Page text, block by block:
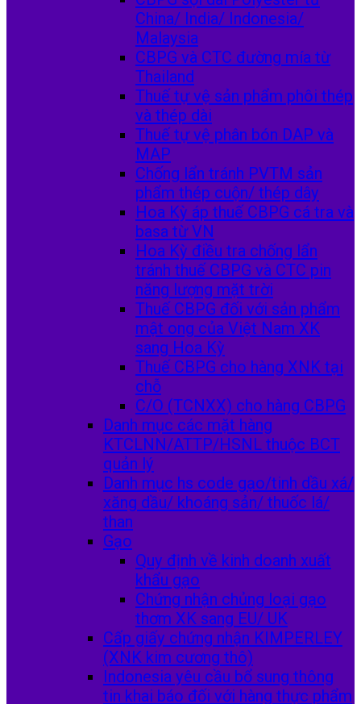
China/ India/ Indonesia/
Malaysia
CBPG và CTC đường mía từ
Thailand
Thuế tự vệ sản phẩm phôi thép
và thép dài
Thuế tự vệ phân bón DAP và
MAP
Chống lẩn tránh PVTM sản
phẩm thép cuộn/ thép dây
Hoa Kỳ áp thuế CBPG cá tra và
basa từ VN
Hoa Kỳ điều tra chống lẩn
tránh thuế CBPG và CTC pin
năng lượng mặt trời
Thuế CBPG đối với sản phẩm
mật ong của Việt Nam XK
sang Hoa Kỳ
Thuế CBPG cho hàng XNK tại
chỗ
C/O (TCNXX) cho hàng CBPG
Danh mục các mặt hàng
KTCLNN/ATTP/HSNL thuộc BCT
quản lý
Danh mục hs code gạo/tinh dầu xá/
xăng dầu/ khoáng sản/ thuốc lá/
than
Gạo
Quy định về kinh doanh xuất
khẩu gạo
Chứng nhận chủng loại gạo
thơm XK sang EU/ UK
Cấp giấy chứng nhận KIMPERLEY
(XNK kim cương thô)
Indonesia yêu cầu bổ sung thông
tin khai báo đối với hàng thực phẩm